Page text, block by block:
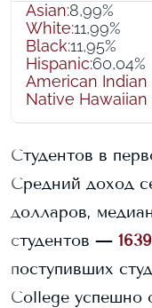
Asian:8,99%
White:11,99%
Black:11,95%
Hispanic:60,04%
American
Native
Студентов в
Средний доход
долларов,
студентов —
поступивших
College успешно